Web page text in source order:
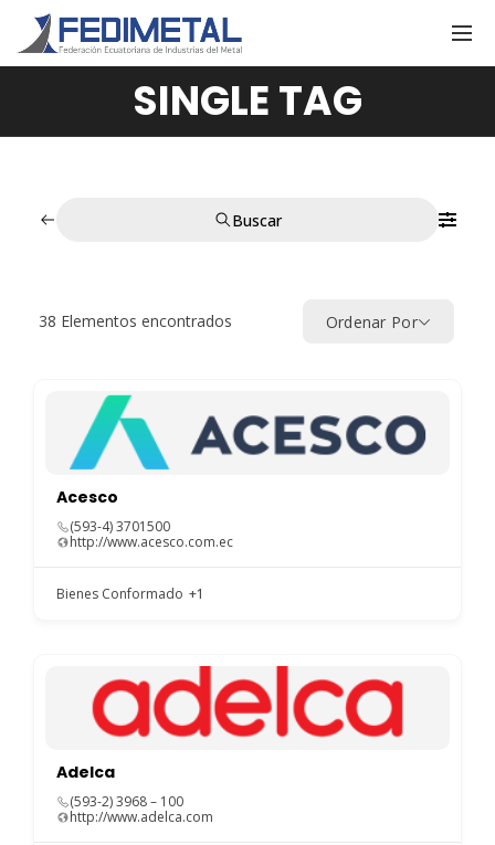
SINGLE TAG
Buscar
38 Elementos encontrados Ordenar Por
Acesco
(593-4) 3701500
http://www.acesco.com.ec
Bienes Conformado +1
Adelca
(593-2) 3968 – 100
http://www.adelca.com